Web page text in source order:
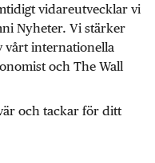
vidareutvecklar vi
Nyheter. Vi stärker
vårt internationella
och The Wall
och tackar för ditt